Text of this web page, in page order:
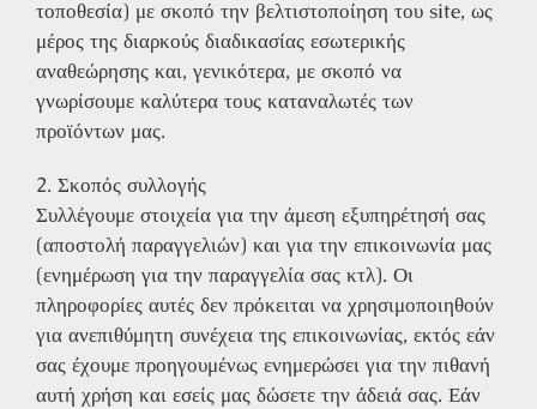
τοποθεσία) με σκοπό την βελτιστοποίηση του site, ως
μέρος της διαρκούς διαδικασίας εσωτερικής
αναθεώρησης και, γενικότερα, με σκοπό να
γνωρίσουμε καλύτερα τους καταναλωτές των
προϊόντων μας.
2. Σκοπός συλλογής
Συλλέγουμε στοιχεία για την άμεση εξυπηρέτησή σας
(αποστολή παραγγελιών) και για την επικοινωνία μας
(ενημέρωση για την παραγγελία σας κτλ). Οι
πληροφορίες αυτές δεν πρόκειται να χρησιμοποιηθούν
για ανεπιθύμητη συνέχεια της επικοινωνίας, εκτός εάν
σας έχουμε προηγουμένως ενημερώσει για την πιθανή
αυτή χρήση και εσείς μας δώσετε την άδειά σας. Εάν